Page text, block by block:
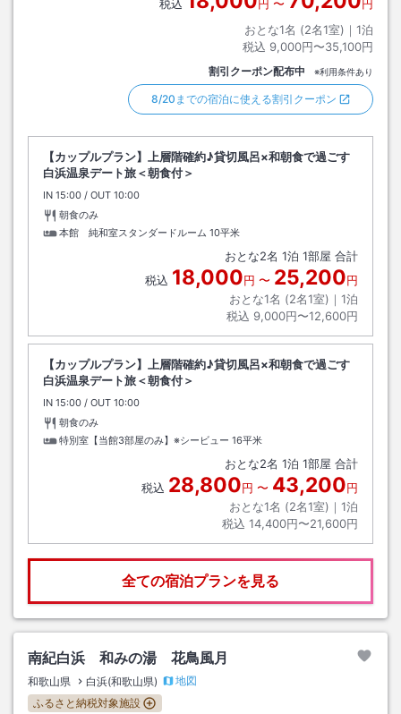
税込
円 〜
円
おとな1名 (2名1室)｜ 1泊
税込 9,000円〜35,100円
割引クーポン配布中 ※利用条件あり
8/20までの宿泊に使える割引クーポン
【カップルプラン】上層階確約♪貸切風呂×和朝食で過ごす
白浜温泉デート旅＜朝食付＞
IN チェックイン
15:00 / OUT チェックアウト
10:00
朝食のみ
本館 純和室スタンダードルーム 10平米
おとな2名 1泊 1部屋 合計
税込 18,000円 〜 25,200円
おとな1名 (2名1室)｜ 1泊
税込 9,000円〜12,600円
【カップルプラン】上層階確約♪貸切風呂×和朝食で過ごす
白浜温泉デート旅＜朝食付＞
IN チェックイン
15:00 / OUT チェックアウト
10:00
朝食のみ
特別室【当館3部屋のみ】※シービュー 16平米
おとな2名 1泊 1部屋 合計
税込 28,800円 〜 43,200円
おとな1名 (2名1室)｜ 1泊
税込 14,400円〜21,600円
全ての宿泊プランを見る
南紀白浜 和みの湯 花鳥風月
和歌山県 白浜(和歌山県)
地図
ふるさと納税対象施設